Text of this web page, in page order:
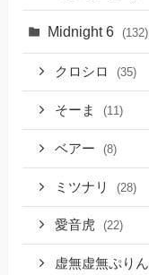
Midnight 6 (132)
クロシロ (35)
そーま (11)
ベアー (8)
ミツナリ (28)
愛音虎 (22)
虚無虚無ぷりん